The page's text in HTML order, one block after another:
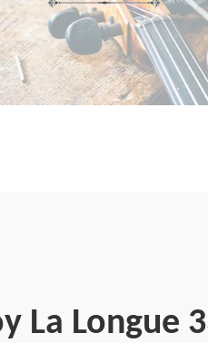
La Longue